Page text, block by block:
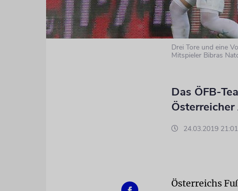
Drei Tore und eine
Mitspieler Bibras
Das ÖFB-
24.03.2019
Österreichs